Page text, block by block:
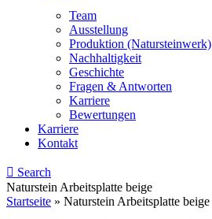
Team
Ausstellung
Produktion (Natursteinwerk)
Nachhaltigkeit
Geschichte
Fragen & Antworten
Karriere
Bewertungen
Karriere
Kontakt
Search
Naturstein Arbeitsplatte beige
Startseite » Naturstein Arbeitsplatte beige